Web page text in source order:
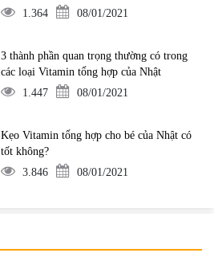
1.364
08/01/2021
3 thành phần quan trọng thường có trong
các loại Vitamin tổng hợp của Nhật
1.447
08/01/2021
Kẹo Vitamin tổng hợp cho bé của Nhật có
tốt không?
3.846
08/01/2021